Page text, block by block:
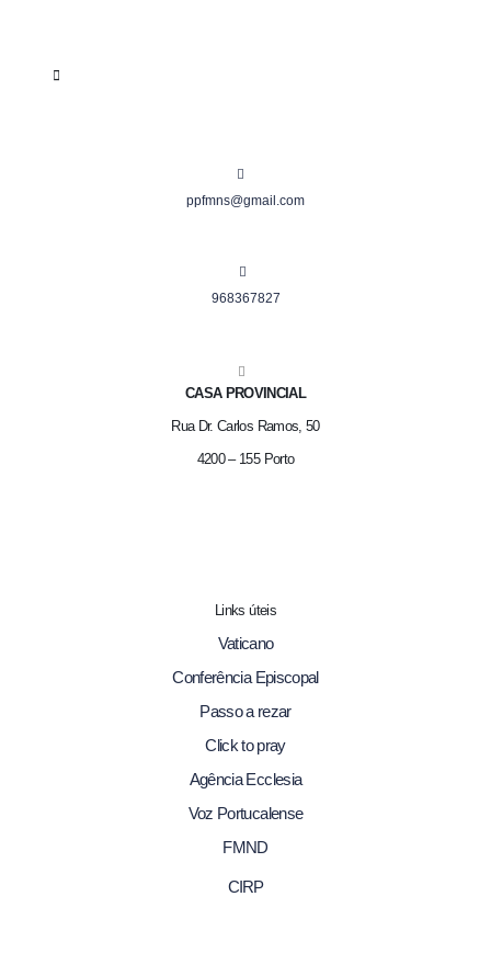
ppfmns@gmail.com
968367827
CASA PROVINCIAL
Rua Dr. Carlos Ramos, 50
4200 – 155 Porto
Links úteis
Vaticano
Conferência Episcopal
Passo a rezar
Click to pray
Agência Ecclesia
Voz Portucalense
FMND
CIRP